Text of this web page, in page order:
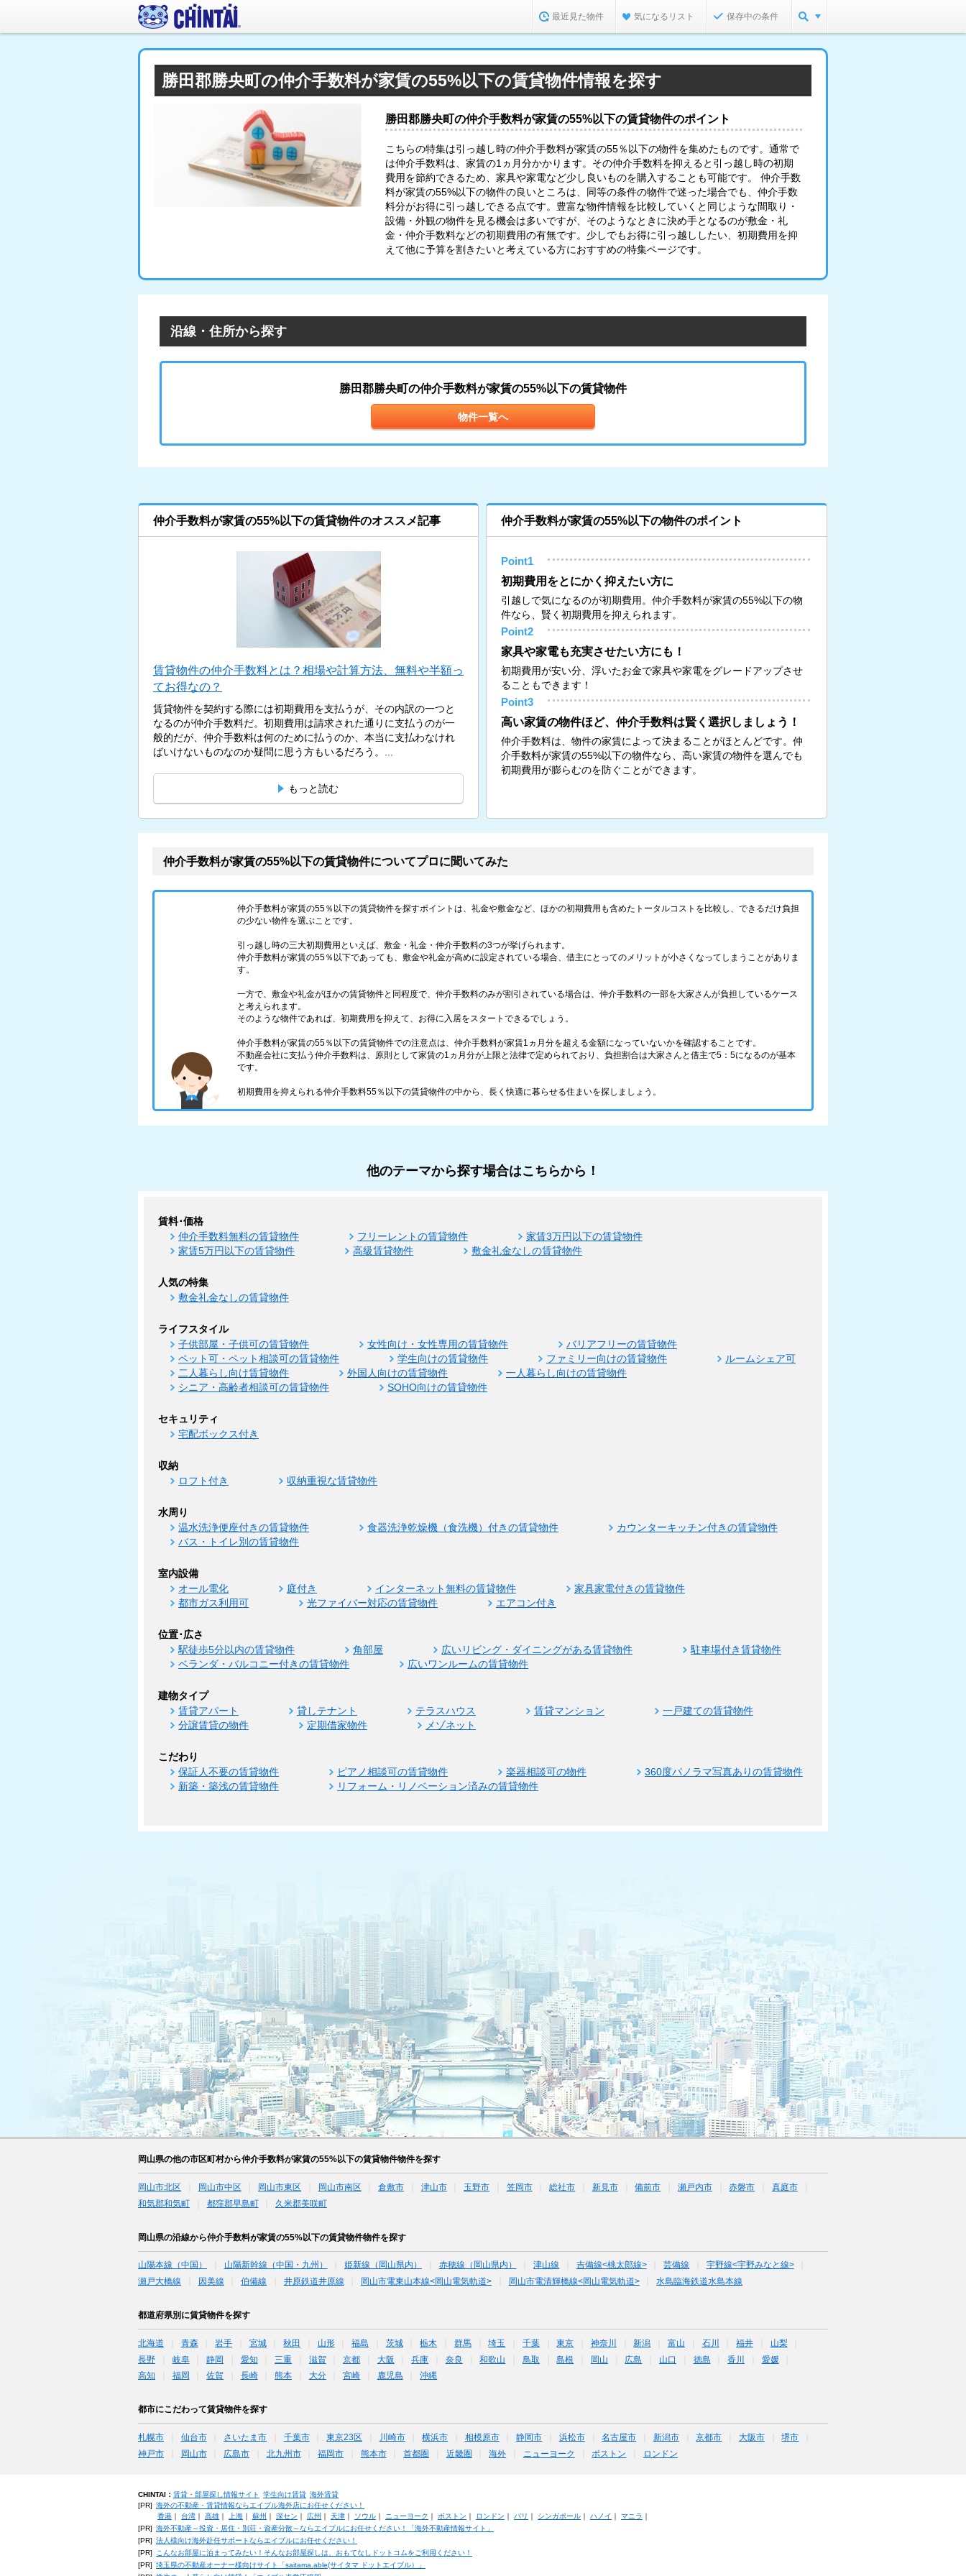
最近見た物件 気になるリスト 保存中の条件
勝田郡勝央町の仲介手数料が家賃の55%以下の賃貸物件情報を探す
勝田郡勝央町の仲介手数料が家賃の55%以下の賃貸物件のポイント
こちらの特集は引っ越し時の仲介手数料が家賃の55％以下の物件を集めたものです。通常で
は仲介手数料は、家賃の1ヵ月分かかります。その仲介手数料を抑えると引っ越し時の初期
費用を節約できるため、家具や家電など少し良いものを購入することも可能です。 仲介手数
料が家賃の55%以下の物件の良いところは、同等の条件の物件で迷った場合でも、仲介手数
料分がお得に引っ越しできる点です。豊富な物件情報を比較していくと同じような間取り・
設備・外観の物件を見る機会は多いですが、そのようなときに決め手となるのが敷金・礼
金・仲介手数料などの初期費用の有無です。少しでもお得に引っ越ししたい、初期費用を抑
えて他に予算を割きたいと考えている方におすすめの特集ページです。
沿線・住所から探す
勝田郡勝央町の仲介手数料が家賃の55%以下の賃貸物件
物件一覧へ
仲介手数料が家賃の55%以下の賃貸物件のオススメ記事
賃貸物件の仲介手数料とは？相場や計算方法、無料や半額っ
てお得なの？
賃貸物件を契約する際には初期費用を支払うが、その内訳の一つと
なるのが仲介手数料だ。初期費用は請求された通りに支払うのが一
般的だが、仲介手数料は何のために払うのか、本当に支払わなけれ
ばいけないものなのか疑問に思う方もいるだろう。...
もっと読む
仲介手数料が家賃の55%以下の物件のポイント
Point1
初期費用をとにかく抑えたい方に
引越しで気になるのが初期費用。仲介手数料が家賃の55%以下の物
件なら、賢く初期費用を抑えられます。
Point2
家具や家電も充実させたい方にも！
初期費用が安い分、浮いたお金で家具や家電をグレードアップさせ
ることもできます！
Point3
高い家賃の物件ほど、仲介手数料は賢く選択しましょう！
仲介手数料は、物件の家賃によって決まることがほとんどです。仲
介手数料が家賃の55%以下の物件なら、高い家賃の物件を選んでも
初期費用が膨らむのを防ぐことができます。
仲介手数料が家賃の55%以下の賃貸物件についてプロに聞いてみた
仲介手数料が家賃の55％以下の賃貸物件を探すポイントは、礼金や敷金など、ほかの初期費用も含めたトータルコストを比較し、できるだけ負担
の少ない物件を選ぶことです。
引っ越し時の三大初期費用といえば、敷金・礼金・仲介手数料の3つが挙げられます。
仲介手数料が家賃の55％以下であっても、敷金や礼金が高めに設定されている場合、借主にとってのメリットが小さくなってしまうことがありま
す。
一方で、敷金や礼金がほかの賃貸物件と同程度で、仲介手数料のみが割引されている場合は、仲介手数料の一部を大家さんが負担しているケース
と考えられます。
そのような物件であれば、初期費用を抑えて、お得に入居をスタートできるでしょう。
仲介手数料が家賃の55％以下の賃貸物件での注意点は、仲介手数料が家賃1ヵ月分を超える金額になっていないかを確認することです。
不動産会社に支払う仲介手数料は、原則として家賃の1ヵ月分が上限と法律で定められており、負担割合は大家さんと借主で5：5になるのが基本
です。
初期費用を抑えられる仲介手数料55％以下の賃貸物件の中から、長く快適に暮らせる住まいを探しましょう。
他のテーマから探す場合はこちらから！
賃料･価格
仲介手数料無料の賃貸物件 フリーレントの賃貸物件
家賃3万円以下の賃貸物件
家賃5万円以下の賃貸物件
高級賃貸物件 敷金礼金なしの賃貸物件
人気の特集
敷金礼金なしの賃貸物件
ライフスタイル
子供部屋・子供可の賃貸物件 女性向け・女性専用の賃貸物件
バリアフリーの賃貸物件
ペット可・ペット相談可の賃貸物件
学生向けの賃貸物件 ファミリー向けの賃貸物件
ルームシェア可
二人暮らし向け賃貸物件
外国人向けの賃貸物件
一人暮らし向けの賃貸物件
シニア・高齢者相談可の賃貸物件
SOHO向けの賃貸物件
セキュリティ
宅配ボックス付き
収納
ロフト付き 収納重視な賃貸物件
水周り
温水洗浄便座付きの賃貸物件 食器洗浄乾燥機（食洗機）付きの賃貸物件
カウンターキッチン付きの賃貸物件
バス・トイレ別の賃貸物件
室内設備
オール電化 庭付き インターネット無料の賃貸物件
家具家電付きの賃貸物件
都市ガス利用可
光ファイバー対応の賃貸物件 エアコン付き
位置･広さ
駅徒歩5分以内の賃貸物件 角部屋 広いリビング・ダイニングがある賃貸物件
駐車場付き賃貸物件
ベランダ・バルコニー付きの賃貸物件
広いワンルームの賃貸物件
建物タイプ
賃貸アパート 貸しテナント テラスハウス 賃貸マンション
一戸建ての賃貸物件
分譲賃貸の物件
定期借家物件 メゾネット
こだわり
保証人不要の賃貸物件 ピアノ相談可の賃貸物件 楽器相談可の物件
360度パノラマ写真ありの賃貸物件
新築・築浅の賃貸物件
リフォーム・リノベーション済みの賃貸物件
岡山県の他の市区町村から仲介手数料が家賃の55%以下の賃貸物件物件を探す
岡山市北区 岡山市中区 岡山市東区 岡山市南区 倉敷市 津山市 玉野市 笠岡市 総社市 新見市 備前市 瀬戸内市 赤磐市
真庭市
和気郡和気町
都窪郡早島町 久米郡美咲町
岡山県の沿線から仲介手数料が家賃の55%以下の賃貸物件物件を探す
山陽本線（中国） 山陽新幹線（中国・九州） 姫新線（岡山県内） 赤穂線（岡山県内） 津山線 吉備線<桃太郎線> 芸備線
宇野線<宇野みなと線>
瀬戸大橋線
因美線 伯備線 井原鉄道井原線 岡山市電東山本線<岡山電気軌道> 岡山市電清輝橋線<岡山電気軌道> 水島臨海鉄道水島本線
都道府県別に賃貸物件を探す
北海道 青森 岩手 宮城 秋田 山形 福島 茨城 栃木 群馬 埼玉 千葉 東京 神奈川 新潟 富山 石川 福井
山梨
長野
岐阜 静岡 愛知 三重 滋賀 京都 大阪 兵庫 奈良 和歌山 鳥取 島根 岡山 広島 山口 徳島 香川
愛媛
高知
福岡 佐賀 長崎 熊本 大分 宮崎 鹿児島 沖縄
都市にこだわって賃貸物件を探す
札幌市 仙台市 さいたま市 千葉市 東京23区 川崎市 横浜市 相模原市 静岡市 浜松市 名古屋市 新潟市 京都市 大阪市
堺市
神戸市
岡山市 広島市 北九州市 福岡市 熊本市 首都圏 近畿圏 海外 ニューヨーク ボストン ロンドン
CHINTAI： 賃貸・部屋探し情報サイト 学生向け賃貸 海外賃貸
[PR] 海外の不動産・賃貸情報ならエイブル海外店にお任せください！
香港｜ 台湾｜ 高雄｜ 上海｜ 蘇州 ｜ 深セン ｜ 広州 ｜ 天津｜ ソウル｜ ニューヨーク ｜ ボストン ｜ ロンドン ｜ パリ ｜ シンガポール｜ ハノイ ｜ マニラ ｜
[PR] 海外不動産～投資・居住・別荘・資産分散～ならエイブルにお任せください！「海外不動産情報サイト」
[PR] 法人様向け海外赴任サポートならエイブルにお任せください！
[PR]
こんなお部屋に泊まってみたい！そんなお部屋探しは、おもてなしドットコムをご利用ください！
[PR] 埼玉県の不動産オーナー様向けサイト「saitama.able(サイタマ ドットエイブル）」